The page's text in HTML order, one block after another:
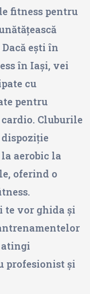
fitness pentru
ești în
în Iași, vei
cu
pentru
Cluburile
aerobic la
oferind o
vor ghida și
atingi
profesionist și